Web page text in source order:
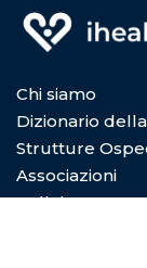
Chi siamo
Dizionario
Strutture
Associazioni
Collabora con